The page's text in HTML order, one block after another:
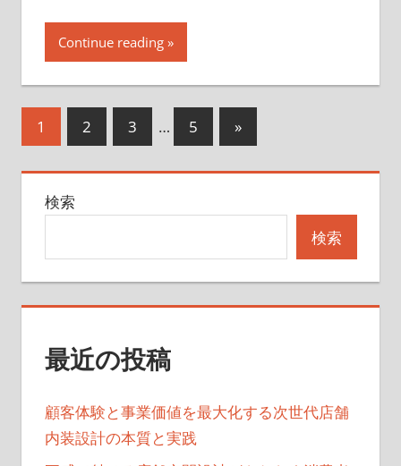
Continue reading
投
の
ー
ジ
り
1 2 3 … 5
次
の
記
»
検索
検索
最近の投稿
顧客体験と事業価値を最大化する次世代店舗
内装設計の本質と実践